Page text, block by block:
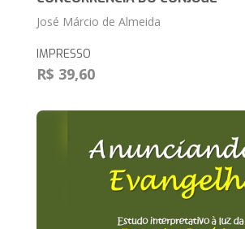
José Márcio de Almeida
IMPRESSO
R$ 39,60